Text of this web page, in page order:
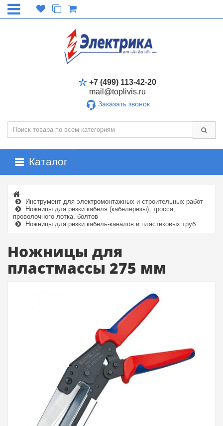
+7 (499) 113-42-20
mail@toplivis.ru
Заказать звонок
Каталог
Инструмент для электромонтажных и строительных работ
Ножницы для резки кабеля (кабелерезы), тросса,
проволочного лотка, болтов
Ножницы для резки кабель-каналов и пластиковых труб
Ножницы для
пластмассы 275 мм